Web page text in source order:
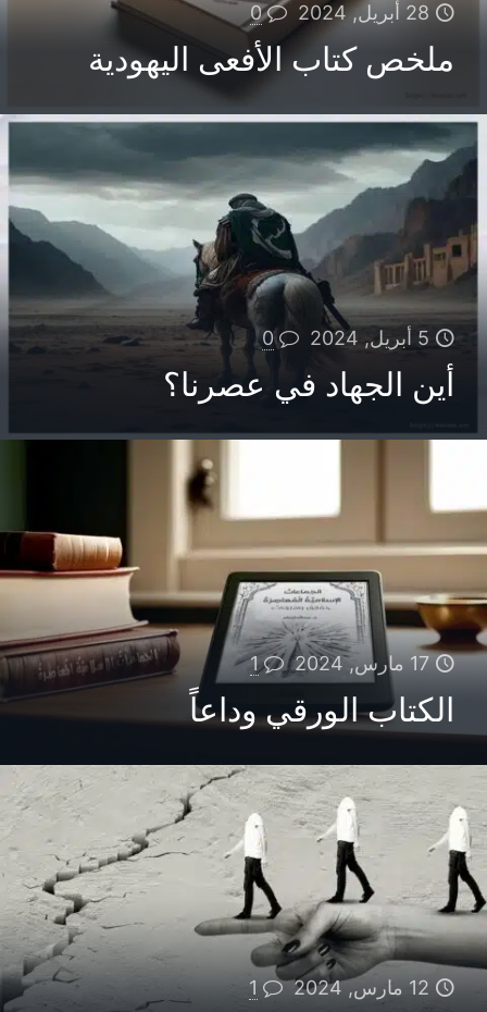
28 أبريل, 2024 0
ملخص كتاب الأفعى اليهودية
5 أبريل, 2024 0
أين الجهاد في عصرنا؟
17 مارس, 2024 1
الكتاب الورقي وداعاً
12 مارس, 2024 1